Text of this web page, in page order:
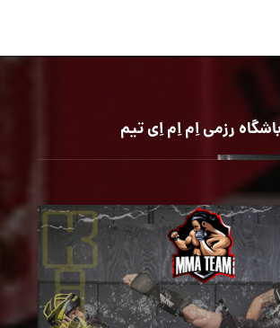
باشگاه رزمی اِم اِم اِی تیم